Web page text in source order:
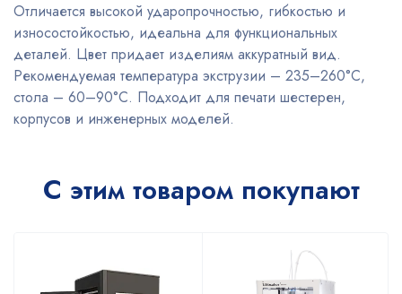
Отличается высокой ударопрочностью, гибкостью и
износостойкостью, идеальна для функциональных
деталей. Цвет придает изделиям аккуратный вид.
Рекомендуемая температура экструзии – 235–260°C,
стола – 60–90°C. Подходит для печати шестерен,
корпусов и инженерных моделей.
С этим товаром покупают